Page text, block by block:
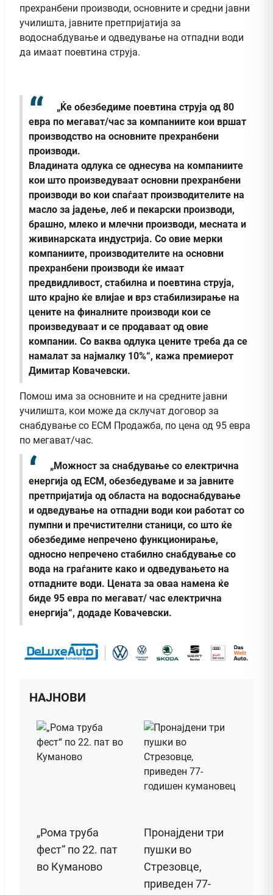
прехранбени производи, основните и средни јавни
училишта, јавните претпријатија за
водоснабдување и одведување на отпадни води
да имаат поевтина струја.
„Ќе обезбедиме поевтина струја од 80
евра по мегават/час за компаниите кои вршат
производство на основните прехранбени
производи.
Владината одлука се однесува на компаниите
кои што произведуваат основни прехранбени
производи во кои спаѓаат производителите на
масло за јадење, леб и пекарски производи,
брашно, млеко и млечни производи, месната и
живинарската индустрија. Со овие мерки
компаниите, производителите на основни
прехранбени производи ќе имаат
предвидливост, стабилна и поевтина струја,
што крајно ќе влијае и врз стабилизирање на
цените на финалните производи кои се
произведуваат и се продаваат од овие
компании. Со ваква одлука цените треба да се
намалат за најмалку 10%“, кажа премиерот
Димитар Ковачевски.
Помош има за основните и на средните јавни
училишта, кои може да склучат договор за
снабдување со ЕСМ Продажба, по цена од 95 евра
по мегават/час.
„Можност за снабдување со електрична
енергија од ЕСМ, обезбедуваме и за јавните
претпријатија од областа на водоснабдување
и одведување на отпадни води кои работат со
пумпни и пречистителни станици, со што ќе
обезбедиме непречено функционирање,
односно непречено стабилно снабдување со
вода на граѓаните како и одведувањето на
отпадните води. Цената за оваа намена ќе
биде 95 евра по мегават/ час електрична
енергија“, додаде Ковачевски.
НАЈНОВИ
„Рома труба
фест“ по 22. пат
во Куманово
Пронајдени три
пушки во
Стрезовце,
приведен 77-